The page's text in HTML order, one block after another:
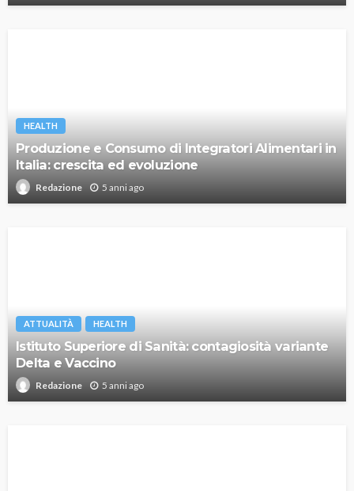
HEALTH
Produzione e Consumo di Integratori Alimentari in
Italia: crescita ed evoluzione
Redazione 5 anni ago
ATTUALITÀ HEALTH
Istituto Superiore di Sanità: contagiosità variante
Delta e Vaccino
Redazione 5 anni ago